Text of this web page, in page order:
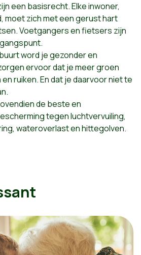
een basisrecht. Elke inwoner,
moet zich met een gerust hart
Voetgangers en fietsers zijn
word je gezonder en
ervoor dat je meer groen
ruiken. En dat je daarvoor niet te
de beste en
tegen luchtvervuiling,
wateroverlast en hittegolven.